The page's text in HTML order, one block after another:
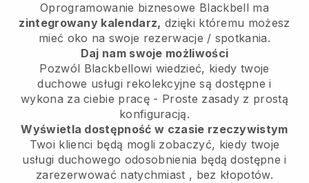
Oprogramowanie biznesowe Blackbell ma
zintegrowany kalendarz, dzięki któremu możesz
mieć oko na swoje rezerwacje / spotkania.
Daj nam swoje możliwości
Pozwól Blackbellowi wiedzieć, kiedy twoje
duchowe usługi rekolekcyjne są dostępne i
wykona za ciebie pracę - Proste zasady z prostą
konfiguracją.
Wyświetla dostępność w czasie rzeczywistym
Twoi klienci będą mogli zobaczyć, kiedy twoje
usługi duchowego odosobnienia będą dostępne i
zarezerwować natychmiast , bez kłopotów.